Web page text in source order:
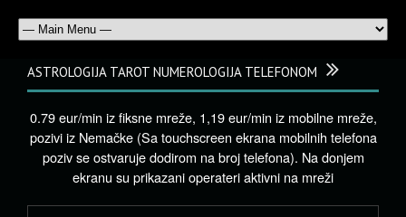
ASTROLOGIJA TAROT NUMEROLOGIJA TELEFONOM
0.79 eur/min iz fiksne mreže, 1,19 eur/min iz mobilne mreže,
pozivi iz Nemačke (Sa touchscreen ekrana mobilnih telefona
poziv se ostvaruje dodirom na broj telefona). Na donjem
ekranu su prikazani operateri aktivni na mreži